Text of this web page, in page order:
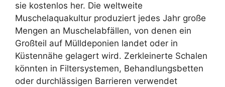
sie kostenlos her. Die weltweite
Muschelaquakultur produziert jedes Jahr große
Mengen an Muschelabfällen, von denen ein
Großteil auf Mülldeponien landet oder in
Küstennähe gelagert wird. Zerkleinerte Schalen
könnten in Filtersystemen, Behandlungsbetten
oder durchlässigen Barrieren verwendet